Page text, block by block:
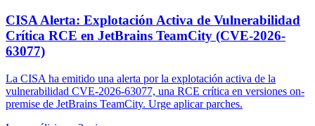
CISA Alerta: Explotación Activa de Vulnerabilidad
Crítica RCE en JetBrains TeamCity (CVE-2026-
63077)
La CISA ha emitido una alerta por la explotación activa de la
vulnerabilidad CVE-2026-63077, una RCE crítica en versiones on-
premise de JetBrains TeamCity. Urge aplicar parches.